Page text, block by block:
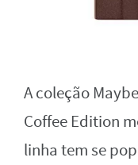
A coleção
Coffee Edition
linha tem se